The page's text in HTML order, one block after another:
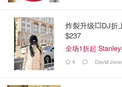
炸裂升级💥DJ折
$237
全场1折起
4 David